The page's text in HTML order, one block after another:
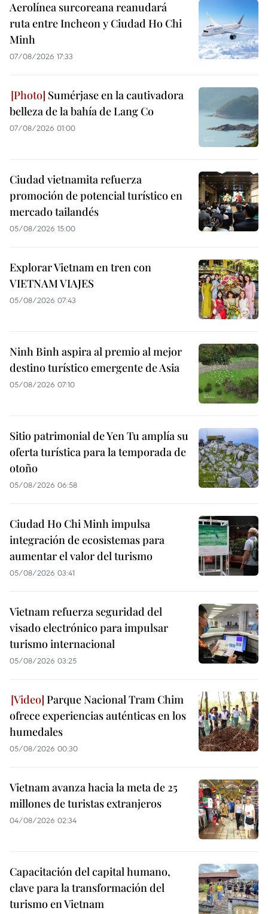
Aerolínea surcoreana reanudará
ruta entre Incheon y Ciudad Ho Chi
Minh
07/08/2026 17:33
Sumérjase en la cautivadora
belleza de la bahía de Lang Co
07/08/2026 01:00
Ciudad vietnamita refuerza
promoción de potencial turístico en
mercado tailandés
05/08/2026 15:00
Explorar Vietnam en tren con
VIETNAM VIAJES
05/08/2026 07:43
Ninh Binh aspira al premio al mejor
destino turístico emergente de Asia
05/08/2026 07:10
Sitio patrimonial de Yen Tu amplía su
oferta turística para la temporada de
otoño
05/08/2026 06:58
Ciudad Ho Chi Minh impulsa
integración de ecosistemas para
aumentar el valor del turismo
05/08/2026 03:41
Vietnam refuerza seguridad del
visado electrónico para impulsar
turismo internacional
05/08/2026 03:25
Parque Nacional Tram Chim
ofrece experiencias auténticas en los
humedales
05/08/2026 00:30
Vietnam avanza hacia la meta de 25
millones de turistas extranjeros
04/08/2026 02:34
Capacitación del capital humano,
clave para la transformación del
turismo en Vietnam